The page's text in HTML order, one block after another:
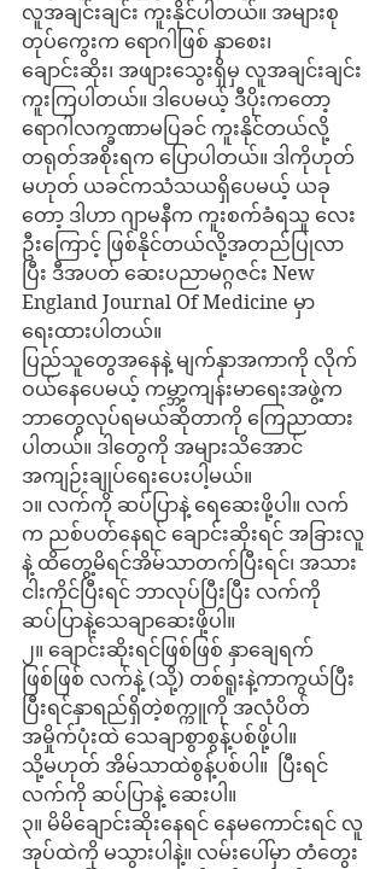
လူအချင်းချင်း ကူးနိုင်ပါတယ်။ အများစု
တုပ်ကွေးက ရောဂါဖြစ် နှာစေး၊
ချောင်းဆိုး၊ အဖျားသွေးရှိမှ လူအချင်းချင်း
ကူးကြပါတယ်။ ဒါပေမယ့် ဒီပိုးကတော့
ရောဂါလက္ခဏာမပြခင် ကူးနိုင်တယ်လို့
တရုတ်အစိုးရက ပြောပါတယ်။ ဒါကိုဟုတ်
မဟုတ် ယခင်ကသံသယရှိပေမယ့် ယခု
တော့ ဒါဟာ ဂျာမနီက ကူးစက်ခံရသူ လေး
ဦးကြောင့် ဖြစ်နိုင်တယ်လို့အတည်ပြုလာ
ပြီး ဒီအပတ် ဆေးပညာမဂ္ဂဇင်း New
England Journal Of Medicine မှာ
ရေးထားပါတယ်။
ပြည်သူတွေအနေနဲ့ မျက်နှာအကာကို လိုက်
ဝယ်နေပေမယ့် ကမ္ဘာ့ကျန်းမာရေးအဖွဲ့က
ဘာတွေလုပ်ရမယ်ဆိုတာကို ကြေညာထား
ပါတယ်။ ဒါတွေကို အများသိအောင်
အကျဉ်းချုပ်ရေးပေးပါ့မယ်။
၁။ လက်ကို ဆပ်ပြာနဲ့ ရေဆေးဖို့ပါ။ လက်
က ညစ်ပတ်နေရင် ချောင်းဆိုးရင် အခြားလူ
နဲ့ ထိတွေ့မိရင်အိမ်သာတက်ပြီးရင်၊ အသား
ငါးကိုင်ပြီးရင် ဘာလုပ်ပြီးပြီး လက်ကို
ဆပ်ပြာနဲ့သေချာဆေးဖို့ပါ။
၂။ ချောင်းဆိုးရင်ဖြစ်ဖြစ် နှာချေရက်
ဖြစ်ဖြစ် လက်နဲ့ (သို့) တစ်ရူးနဲ့ကာကွယ်ပြီး
ပြီးရင်နှာရည်ရှိတဲ့စက္ကူကို အလုံပိတ်
အမှိုက်ပုံးထဲ သေချာစွာစွန့်ပစ်ဖို့ပါ။
သို့မဟုတ် အိမ်သာထဲစွန့်ပစ်ပါ။  ပြီးရင်
လက်ကို ဆပ်ပြာနဲ့ ဆေးပါ။
၃။ မိမိချောင်းဆိုးနေရင် နေမကောင်းရင် လူ
အုပ်ထဲကို မသွားပါနဲ့။ လမ်းပေါ်မှာ တံတွေး